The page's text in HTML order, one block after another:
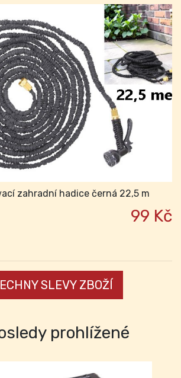
zahradní hadice černá 22,5 m
99 Kč
SLEVY ZBOŽÍ
prohlížené